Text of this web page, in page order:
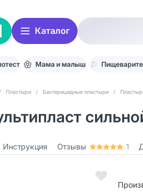
Каталог
Мама и малыш
Пластыри / Бактерицидные пластыри /
Инструкция Отзывы 1